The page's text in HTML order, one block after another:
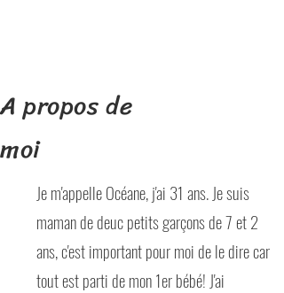
A propos de
moi
Je m'appelle Océane, j'ai 31 ans. Je suis
maman de deuc petits garçons de 7 et 2
ans, c'est important pour moi de le dire car
tout est parti de mon 1er bébé! J'ai